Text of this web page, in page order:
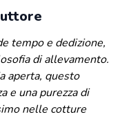
tempo e dedizione,
di allevamento.
aperta, questo
e una purezza di
nelle cotture